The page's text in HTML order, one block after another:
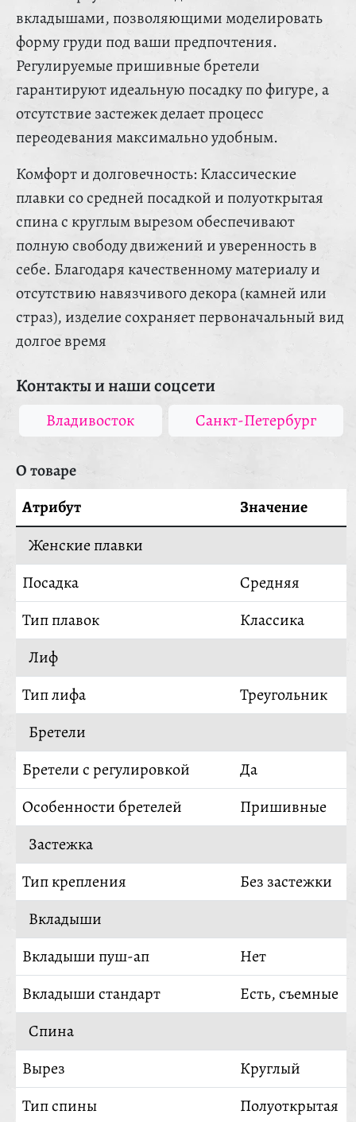
вкладышами, позволяющими моделировать
форму груди под ваши предпочтения.
Регулируемые пришивные бретели
гарантируют идеальную посадку по фигуре, а
отсутствие застежек делает процесс
переодевания максимально удобным.
Комфорт и долговечность: Классические
плавки со средней посадкой и полуоткрытая
спина с круглым вырезом обеспечивают
полную свободу движений и уверенность в
себе. Благодаря качественному материалу и
отсутствию навязчивого декора (камней или
страз), изделие сохраняет первоначальный вид
долгое время
Контакты и наши соцсети
Владивосток Санкт-Петербург
О товаре
Атрибут
Значение
Женские плавки
Посадка
Средняя
Тип плавок
Классика
Лиф
Тип лифа
Треугольник
Бретели
Бретели с регулировкой
Да
Особенности бретелей
Пришивные
Застежка
Тип крепления
Без застежки
Вкладыши
Вкладыши пуш-ап
Нет
Вкладыши стандарт
Есть, съемные
Спина
Вырез
Круглый
Тип спины
Полуоткрытая